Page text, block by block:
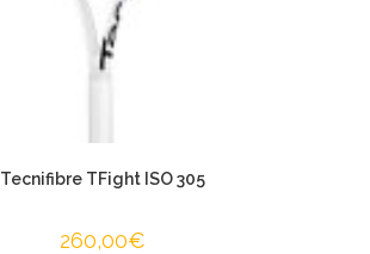
Tecnifibre TFight ISO 305
260,00€